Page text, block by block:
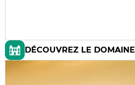
DÉCOUVREZ LE DOMAINE